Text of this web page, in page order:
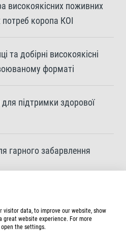
високоякісних поживних
коропа КОІ
та добірні високоякісні
форматі
підтримки здорової
гарного забарвлення
розм'якшуються для
visitor data, to improve our website, show
great website experience. For more
the settings.